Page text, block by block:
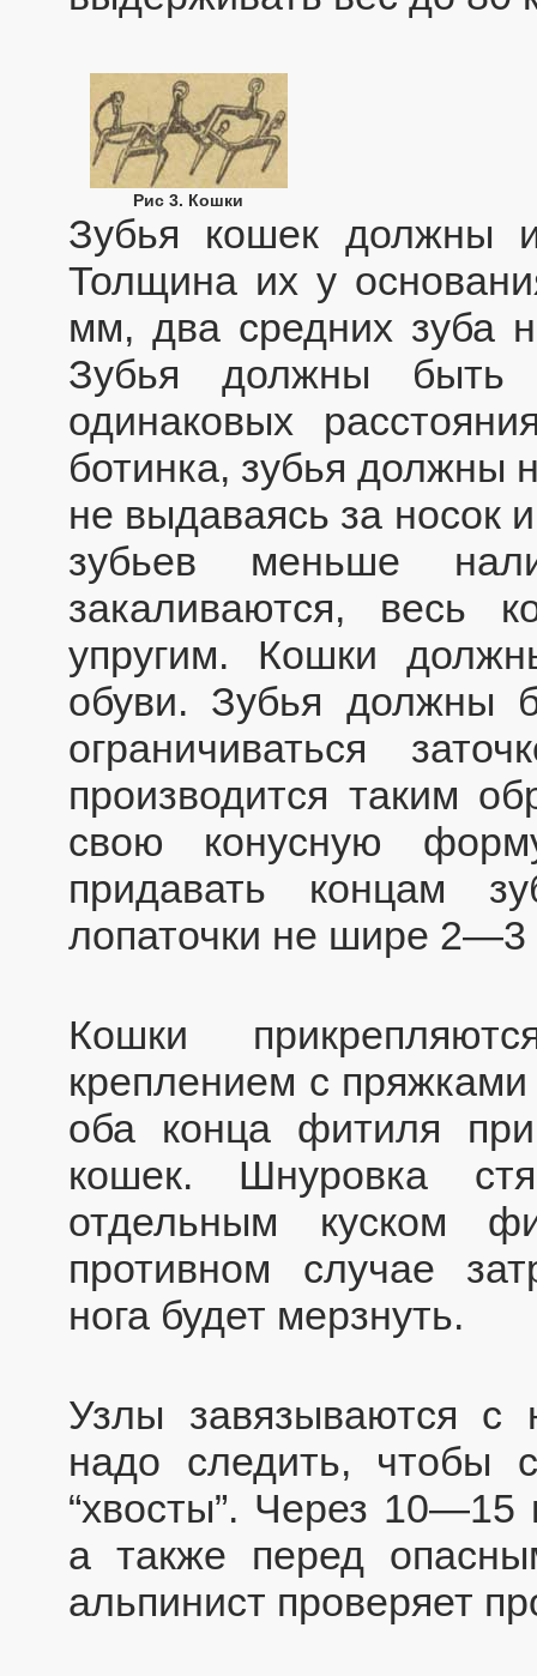
Рис 3. Кошки
Зубья кошек должны
Толщина их у
мм, два средних зуба
Зубья должны быть
одинаковых
ботинка, зубья должны
не выдаваясь за носок
зубьев меньше
закаливаются, весь
упругим. Кошки
обуви. Зубья должны
ограничиваться
производится таким
свою конусную
придавать концам
лопаточки не шире
Кошки
креплением с
оба конца фитиля
кошек. Шнуровка
отдельным куском
противном случае
нога будет мерзнуть.
Узлы завязываются с
надо следить, чтобы
“хвосты”. Через
а также перед
альпинист проверяет